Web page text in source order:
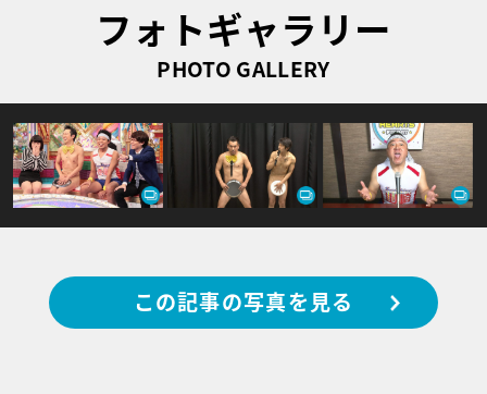
フォトギャラリー
PHOTO GALLERY
この記事の写真を見る